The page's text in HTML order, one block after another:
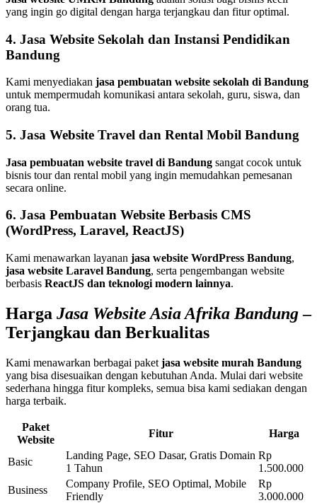
yang ingin go digital dengan harga terjangkau dan fitur optimal.
4. Jasa Website Sekolah dan Instansi Pendidikan
Bandung
Kami menyediakan jasa pembuatan website sekolah di Bandung
untuk mempermudah komunikasi antara sekolah, guru, siswa, dan
orang tua.
5. Jasa Website Travel dan Rental Mobil Bandung
Jasa pembuatan website travel di Bandung sangat cocok untuk
bisnis tour dan rental mobil yang ingin memudahkan pemesanan
secara online.
6. Jasa Pembuatan Website Berbasis CMS
(WordPress, Laravel, ReactJS)
Kami menawarkan layanan jasa website WordPress Bandung,
jasa website Laravel Bandung, serta pengembangan website
berbasis ReactJS dan teknologi modern lainnya.
Harga Jasa Website Asia Afrika Bandung–
Terjangkau dan Berkualitas
Kami menawarkan berbagai paket jasa website murah Bandung
yang bisa disesuaikan dengan kebutuhan Anda. Mulai dari website
sederhana hingga fitur kompleks, semua bisa kami sediakan dengan
harga terbaik.
Paket
Website
Fitur Harga
Basic
Landing Page, SEO Dasar, Gratis Domain
1 Tahun
Rp
1.500.000
Business
Company Profile, SEO Optimal, Mobile
Friendly
Rp
3.000.000